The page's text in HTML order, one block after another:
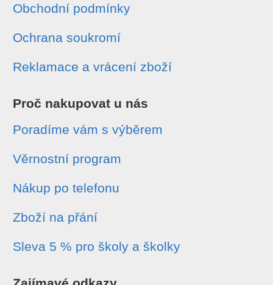
Obchodní podmínky
Ochrana soukromí
Reklamace a vrácení zboží
Proč nakupovat u nás
Poradíme vám s výběrem
Věrnostní program
Nákup po telefonu
Zboží na přání
Sleva 5 % pro školy a školky